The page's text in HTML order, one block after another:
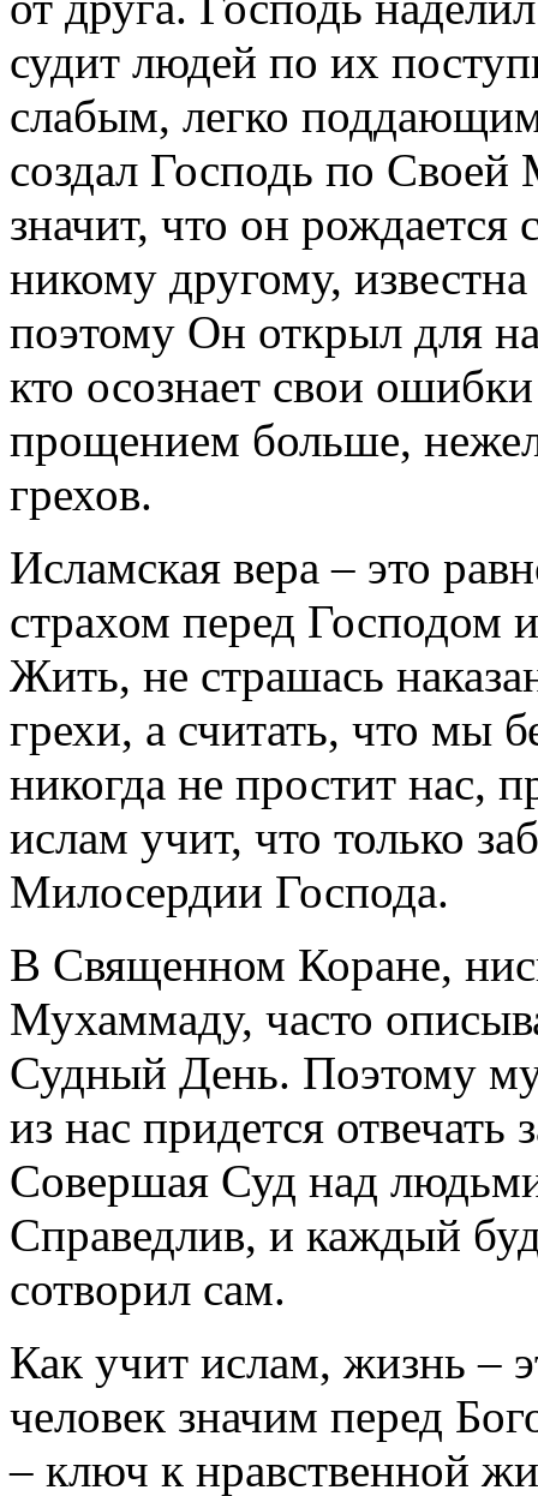
судит людей по их
слабым, легко
создал Господь по Своей
значит, что он рождается
никому другому,
поэтому Он открыл для
кто осознает свои
прощением больше,
грехов.
Исламская вера – это
страхом перед Господом
Жить, не страшась
грехи, а считать, что мы
никогда не простит нас,
ислам учит, что только
Милосердии Господа.
В Священном Коране,
Мухаммаду, часто
Судный День. Поэтому
из нас придется отвечать
Совершая Суд над
Справедлив, и каждый
сотворил сам.
Как учит ислам, жизнь –
человек значим перед
– ключ к нравственной